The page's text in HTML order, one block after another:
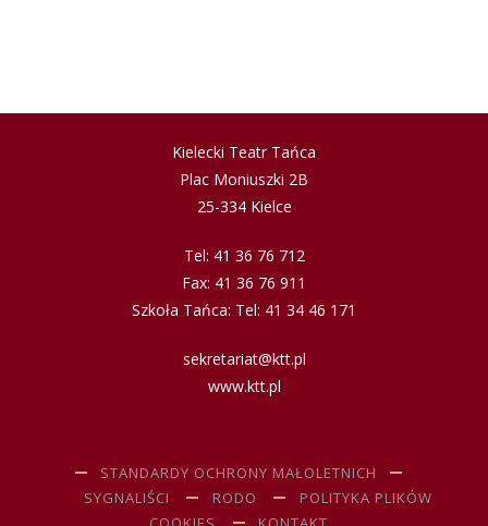
Kielecki Teatr Tańca
Plac Moniuszki 2B
25-334 Kielce
Tel: 41 36 76 712
Fax: 41 36 76 911
Szkoła Tańca: Tel: 41 34 46 171
sekretariat@ktt.pl
www.ktt.pl
STANDARDY OCHRONY MAŁOLETNICH
SYGNALIŚCI
RODO
POLITYKA PLIKÓW